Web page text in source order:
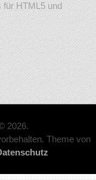
für HTML5 und
2026.
Theme von